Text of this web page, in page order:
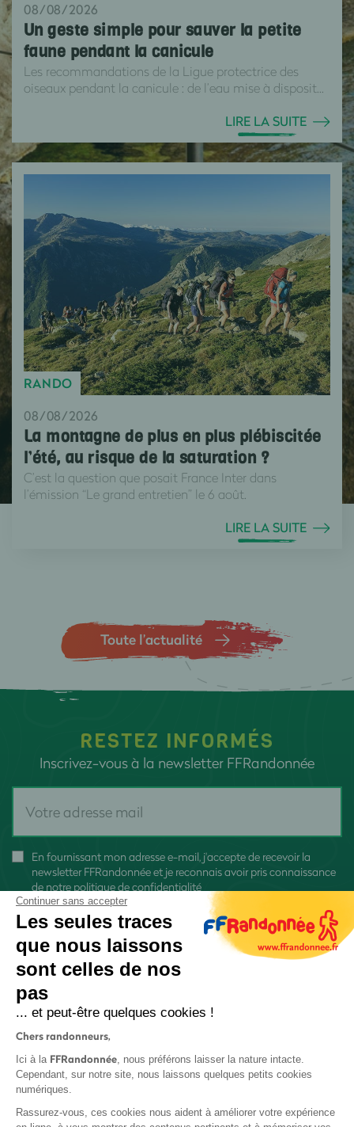
08/08/2026
Un geste simple pour sauver la petite
faune pendant la canicule
Les recommandations de la Ligue protectrice des
oiseaux pendant la canicule : de l’eau mise à disposit...
LIRE LA SUITE
RANDO
08/08/2026
La montagne de plus en plus plébiscitée
l’été, au risque de la saturation ?
C’est la question que posait France Inter dans
l’émission “Le grand entretien” le 6 août.
LIRE LA SUITE
Toute l’actualité
RESTEZ INFORMÉS
Inscrivez-vous à la newsletter FFRandonnée
En fournissant mon adresse e-mail, j'accepte de recevoir la
newsletter FFRandonnée et je reconnais avoir pris connaissance
de notre politique de confidentialité
Protection des données
Continuer sans accepter
Les seules traces
que nous laissons
sont celles de nos
pas
... et peut-être quelques cookies !
Chers randonneurs,
Ici à la FFRandonnée, nous préférons laisser la nature intacte.
Cependant, sur notre site, nous laissons quelques petits cookies
numériques.
Rassurez-vous, ces cookies nous aident à améliorer votre expérience